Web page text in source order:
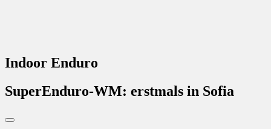
Indoor Enduro
SuperEnduro-WM: erstmals in Sofia